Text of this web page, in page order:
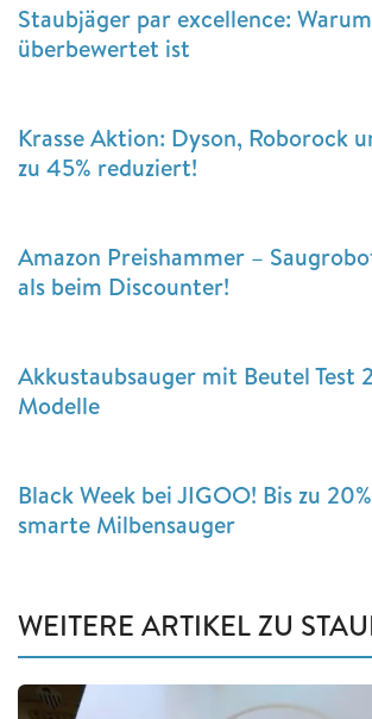
Staubjäger par excellence:
überbewertet ist
Krasse Aktion: Dyson, Roborock
zu 45% reduziert!
Amazon Preishammer –
als beim Discounter!
Akkustaubsauger mit Beutel Test
Modelle
Black Week bei JIGOO! Bis zu
smarte Milbensauger
WEITERE ARTIKEL ZU